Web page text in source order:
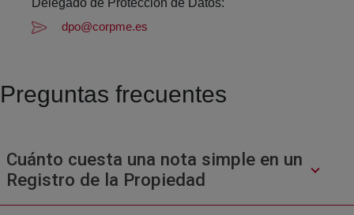
dpo@corpme.es
Preguntas frecuentes
Cuánto cuesta una nota simple en un
Registro de la Propiedad